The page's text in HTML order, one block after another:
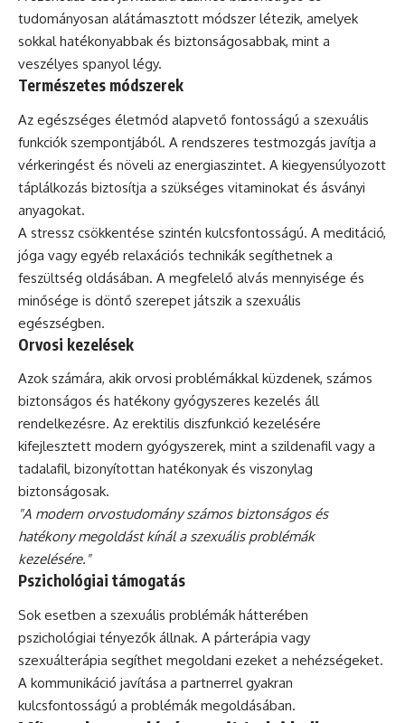
tudományosan alátámasztott módszer létezik, amelyek
sokkal hatékonyabbak és biztonságosabbak, mint a
veszélyes spanyol légy.
Természetes módszerek
Az egészséges életmód alapvető fontosságú a szexuális
funkciók szempontjából. A rendszeres testmozgás javítja a
vérkeringést és növeli az energiaszintet. A kiegyensúlyozott
táplálkozás biztosítja a szükséges vitaminokat és ásványi
anyagokat.
A stressz csökkentése szintén kulcsfontosságú. A meditáció,
jóga vagy egyéb relaxációs technikák segíthetnek a
feszültség oldásában. A megfelelő alvás mennyisége és
minősége is döntő szerepet játszik a szexuális
egészségben.
Orvosi kezelések
Azok számára, akik orvosi problémákkal küzdenek, számos
biztonságos és hatékony gyógyszeres kezelés áll
rendelkezésre. Az erektilis diszfunkció kezelésére
kifejlesztett modern gyógyszerek, mint a szildenafil vagy a
tadalafil, bizonyítottan hatékonyak és viszonylag
biztonságosak.
"A modern orvostudomány számos biztonságos és
hatékony megoldást kínál a szexuális problémák
kezelésére."
Pszichológiai támogatás
Sok esetben a szexuális problémák hátterében
pszichológiai tényezők állnak. A párterápia vagy
szexuálterápia segíthet megoldani ezeket a nehézségeket.
A kommunikáció javítása a partnerrel gyakran
kulcsfontosságú a problémák megoldásában.